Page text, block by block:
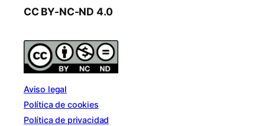
CC BY-NC-ND 4.0
Aviso legal
Política de cookies
Política de privacidad